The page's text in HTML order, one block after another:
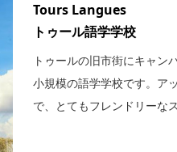
Tours Langues
トゥール語学学校
トゥールの旧市街にキャン
小規模の語学学校です。ア
で、とてもフレンドリーな